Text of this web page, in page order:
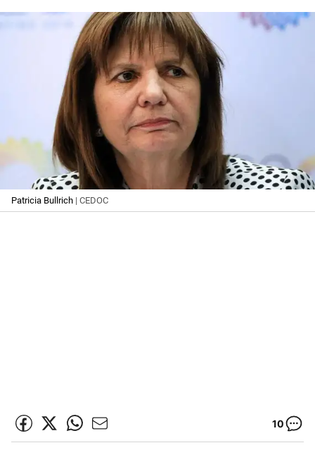
Patricia Bullrich | CEDOC
10